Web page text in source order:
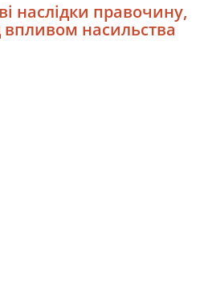
наслідки правочину,
насильства